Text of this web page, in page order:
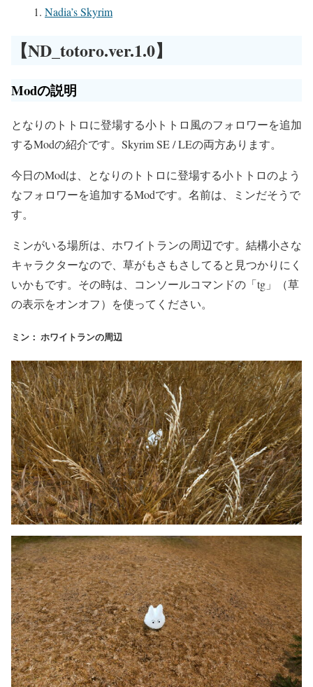
Nadia’s Skyrim
【ND_totoro.ver.1.0】
Modの説明
となりのトトロに登場する小トトロ風のフォロワーを追加
するModの紹介です。Skyrim SE / LEの両方あります。
今日のModは、となりのトトロに登場する小トトロのよう
なフォロワーを追加するModです。名前は、ミンだそうで
す。
ミンがいる場所は、ホワイトランの周辺です。結構小さな
キャラクターなので、草がもさもさしてると見つかりにく
いかもです。その時は、コンソールコマンドの「tg」（草
の表示をオンオフ）を使ってください。
ミン： ホワイトランの周辺